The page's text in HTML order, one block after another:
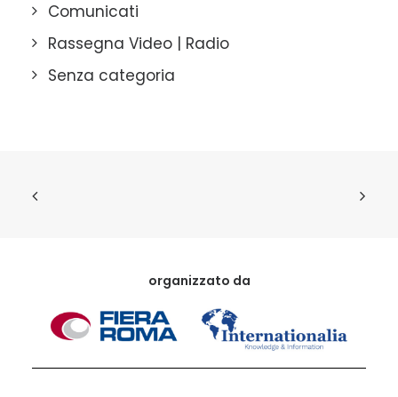
Comunicati
Rassegna Video | Radio
Senza categoria
organizzato da